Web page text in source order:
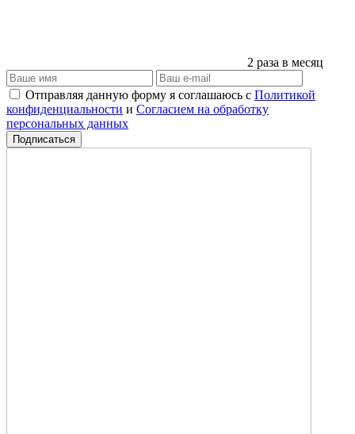
2 раза в месяц
Отправляя данную форму я соглашаюсь с Политикой
конфиденциальности и Согласием на обработку
персональных данных
Подписаться